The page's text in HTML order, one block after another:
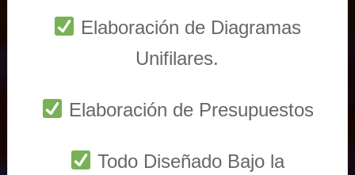
Elaboración de Diagramas
Unifilares.
Elaboración de Presupuestos
Todo Diseñado Bajo la